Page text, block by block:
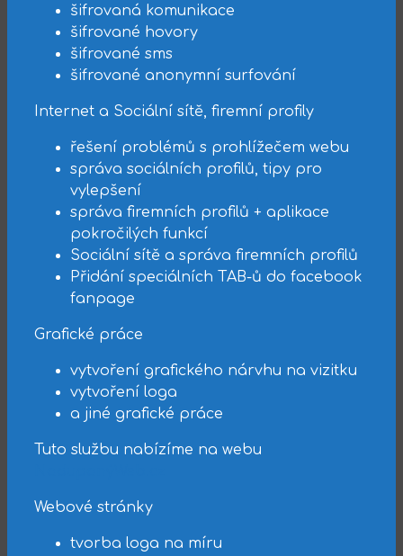
šifrovaná komunikace
šifrované hovory
šifrované sms
šifrované anonymní surfování
Internet a Sociální sítě, firemní profily
řešení problémů s prohlížečem webu
správa sociálních profilů, tipy pro
vylepšení
správa firemních profilů + aplikace
pokročilých funkcí
Sociální sítě a správa firemních profilů
Přidání speciálních TAB-ů do facebook
fanpage
Grafické práce
vytvoření grafického nárvhu na vizitku
vytvoření loga
a jiné grafické práce
Tuto službu nabízíme na webu
Webové stránky
tvorba loga na míru